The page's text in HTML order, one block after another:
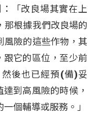
「改良場其實在上
那根據我們改良場的
風險的這些作物，其
它的區位，至少前
後也已經預(備)妥
到高風險的時候，
個輔導或服務。」